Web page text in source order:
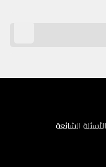
الأسئلة الشائعة